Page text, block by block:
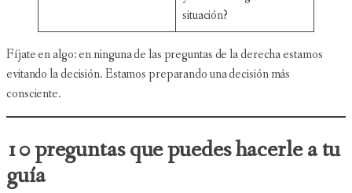
situación?
Fíjate en algo: en ninguna de las preguntas de la derecha estamos
evitando la decisión. Estamos preparando una decisión más
consciente.
10 preguntas que puedes hacerle a tu
guía